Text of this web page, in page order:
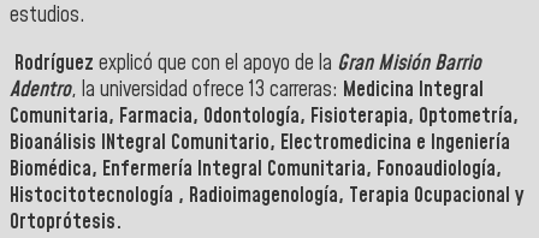
estudios.
Rodríguez explicó que con el apoyo de la Gran Misión Barrio
Adentro, la universidad ofrece 13 carreras: Medicina Integral
Comunitaria, Farmacia, Odontología, Fisioterapia, Optometría,
Bioanálisis INtegral Comunitario, Electromedicina e Ingeniería
Biomédica, Enfermería Integral Comunitaria, Fonoaudiología,
Histocitotecnología , Radioimagenología, Terapia Ocupacional y
Ortoprótesis.